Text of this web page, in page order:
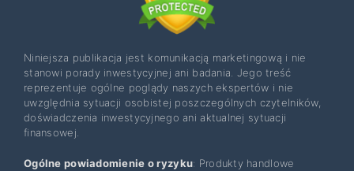
Niniejsza publikacja jest komunikacją marketingową i nie
stanowi porady inwestycyjnej ani badania. Jego treść
reprezentuje ogólne poglądy naszych ekspertów i nie
uwzględnia sytuacji osobistej poszczególnych czytelników,
doświadczenia inwestycyjnego ani aktualnej sytuacji
finansowej.
Ogólne powiadomienie o ryzyku: Produkty handlowe